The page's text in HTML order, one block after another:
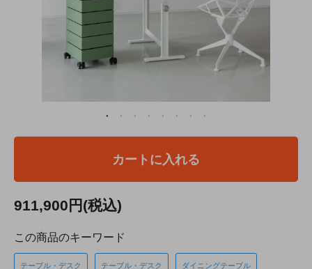
カートに入れる
911,900円(税込)
この商品のキーワード
テーブル・デスク テーブル・デスク ダイニングテーブル